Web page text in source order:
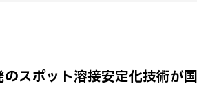
のスポット溶接安定化技術が